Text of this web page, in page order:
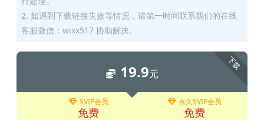
2. 如遇到下载链接失效等情况，请第一时间联系我们的在线
客服微信：wixx517 协助解决。
下载
19.9元
SVIP会员
免费
永久SVIP会员
免费